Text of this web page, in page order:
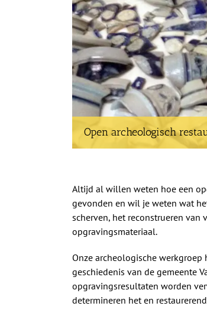
Open archeologisch
Altijd al willen weten hoe een
gevonden en wil je weten wat
scherven, het reconstrueren
opgravingsmateriaal.
Onze archeologische
geschiedenis van de gemeente
opgravingsresultaten worden
determineren het en